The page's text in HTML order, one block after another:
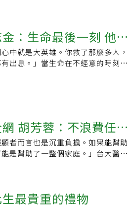
：生命最後一刻 他們
中就是大英雄。你救了那麼多人，
出息。」當生命在不經意的時刻戛
胡芳蓉：不浪費任一
者而言也是沉重負擔。如果能幫助
是幫助了一整個家庭。」台大醫學
最貴重的禮物